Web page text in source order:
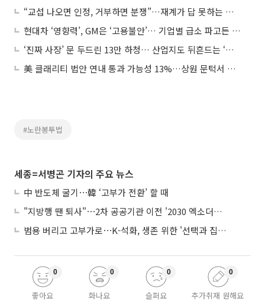
“교섭 나오면 인정, 거부하면 분쟁”…재계가 답 못하는 이유
현대차 ‘영향력’, GM은 ‘고용불안’… 기업별 급소 파고든 ‘노란봉투’ 공세
‘진짜 사장’ 문 두드린 13만 하청… 산업지도 뒤흔드는 ‘원청 교섭 쓰나미’
美 클래리티 법안 연내 통과 가능성 13%…상원 문턱서 제동
#노란봉투법
세종=서병곤 기자의 주요 뉴스
中 반도체 굴기⋯韓 ‘고부가 전환’ 할 때
"지방행 땐 퇴사"⋯2차 공공기관 이전 '2030 엑소더스' 뇌관
범용 버리고 고부가로⋯K-석화, 생존 위한 '선택과 집중'
좋아요
0
화나요
0
슬퍼요
0
추가취재 원해요
0